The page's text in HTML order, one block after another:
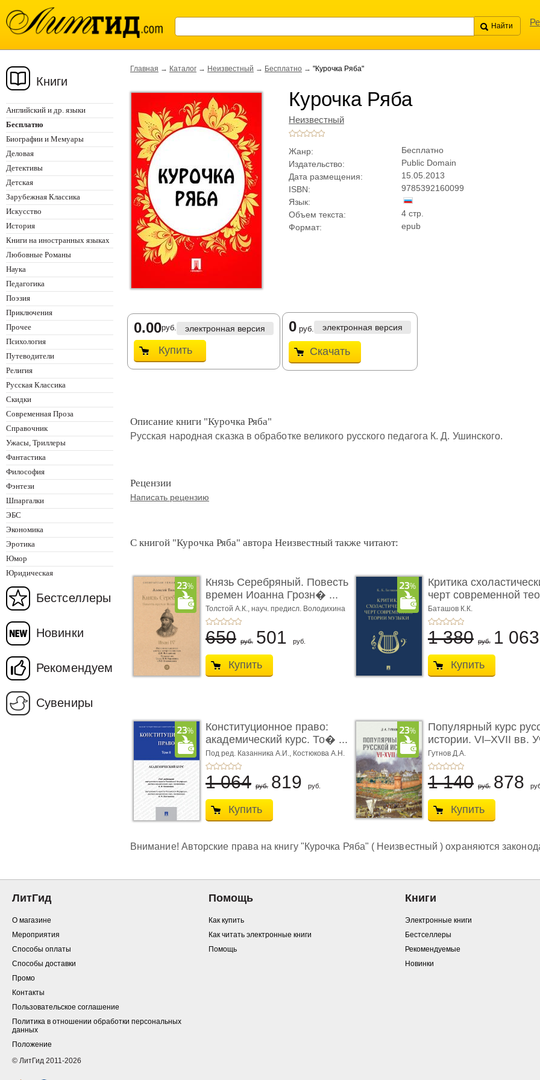
Книги
Английский и др. языки
Бесплатно
Биографии и Мемуары
Деловая
Детективы
Детская
Зарубежная Классика
Искусство
История
Книги на иностранных языках
Любовные Романы
Наука
Педагогика
Поэзия
Приключения
Прочее
Психология
Путеводители
Религия
Русская Классика
Скидки
Современная Проза
Справочник
Ужасы, Триллеры
Фантастика
Философия
Фэнтези
Шпаргалки
ЭБС
Экономика
Эротика
Юмор
Юридическая
Бестселлеры
Новинки
Рекомендуем
Сувениры
Главная → Каталог → Неизвестный → Бесплатно → "Курочка Ряба"
Курочка Ряба
Неизвестный
Жанр:
Бесплатно
Издательство:
Public Domain
Дата размещения:
15.05.2013
ISBN:
9785392160099
Язык:
Объем текста:
4 стр.
Формат:
epub
0.00руб. электронная версия
Купить
0 руб. электронная версия
Скачать
Описание книги "Курочка Ряба"
Русская народная сказка в обработке великого русского педагога К. Д. Ушинского.
Рецензии
Написать рецензию
С книгой "Курочка Ряба" автора Неизвестный также читают:
Князь Серебряный. Повесть
времен Иоанна Грозн� ...
Толстой А.К., науч. предисл. Володихина
Д.М.
650 руб. 501 руб.
Купить
Критика
черт современной
Баташов К.К.
1 380 руб. 1 063
Купить
Конституционное право:
академический курс. То� ...
Под ред. Казанника А.И., Костюкова А.Н.
1 064 руб. 819 руб.
Купить
Популярный курс
истории. VI–XVII вв.
Гутнов Д.А.
1 140 руб. 878
Купить
Внимание! Авторские права на книгу "Курочка Ряба" ( Неизвестный ) охраняются
ЛитГид
О магазине
Мероприятия
Способы оплаты
Способы доставки
Промо
Контакты
Пользовательское соглашение
Политика в отношении обработки персональных
данных
Положение
© ЛитГид 2011-2026
Помощь
Как купить
Как читать электронные книги
Помощь
Книги
Электронные книги
Бестселлеры
Рекомендуемые
Новинки